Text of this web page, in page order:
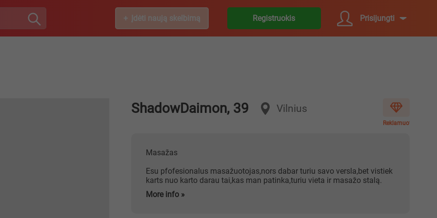
Įdėti naują skelbimą Registruokis Prisijungti
ShadowDaimon, 39 Vilnius
Reklamuoti
Masažas
Esu pfofesionalus masažuotojas,nors dabar turiu savo versla,bet vistiek
karts nuo karto darau tai,kas man patinka,turiu vieta ir masažo stalą.
More info »